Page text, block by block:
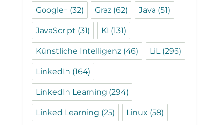
Google+ (32) Graz (62) Java (51)
JavaScript (31) KI (131)
Künstliche Intelligenz (46) LiL(296)
LinkedIn (164)
LinkedIn Learning (294)
Linked Learning (25) Linux (58)